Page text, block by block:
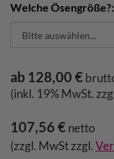
Welche Ösengröße?:
ab 128,00 €
(inkl. 19% MwSt.
107,56 € netto
(zzgl. MwSt zzgl.